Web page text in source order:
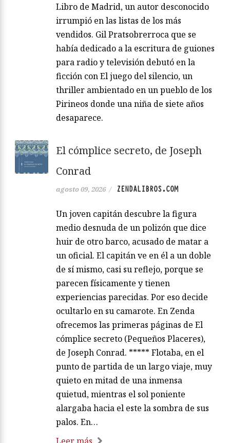
Libro de Madrid, un autor desconocido
irrumpió en las listas de los más
vendidos. Gil Pratsobrerroca que se
había dedicado a la escritura de guiones
para radio y televisión debutó en la
ficción con El juego del silencio, un
thriller ambientado en un pueblo de los
Pirineos donde una niña de siete años
desaparece.
El cómplice secreto, de Joseph
Conrad
agosto 09, 2026 / ZENDALIBROS.COM
Un joven capitán descubre la figura
medio desnuda de un polizón que dice
huir de otro barco, acusado de matar a
un oficial. El capitán ve en él a un doble
de sí mismo, casi su reflejo, porque se
parecen físicamente y tienen
experiencias parecidas. Por eso decide
ocultarlo en su camarote. En Zenda
ofrecemos las primeras páginas de El
cómplice secreto (Pequeños Placeres),
de Joseph Conrad. ***** Flotaba, en el
punto de partida de un largo viaje, muy
quieto en mitad de una inmensa
quietud, mientras el sol poniente
alargaba hacia el este la sombra de sus
palos. En…